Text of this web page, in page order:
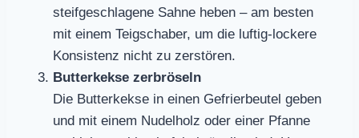
steifgeschlagene Sahne heben – am besten
mit einem Teigschaber, um die luftig-lockere
Konsistenz nicht zu zerstören.
Butterkekse zerbröseln
Die Butterkekse in einen Gefrierbeutel geben
und mit einem Nudelholz oder einer Pfanne